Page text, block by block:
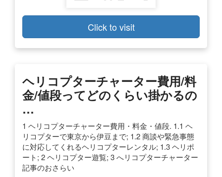
Click to visit
ヘリコプターチャーター費用/料
金/値段ってどのくらい掛かるの
…
1 ヘリコプターチャーター費用・料金・値段. 1.1 ヘ
リコプターで東京から伊豆まで; 1.2 商談や緊急事態
に対応してくれるヘリコプターレンタル; 1.3 ヘリポ
ート; 2 ヘリコプター遊覧; 3 へリコプターチャーター
記事のおさらい